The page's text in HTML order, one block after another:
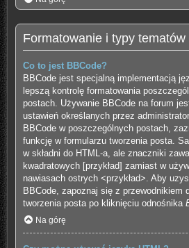
Formatowanie i typy tematów
Co to jest BBCode?
BBCode jest specjalną implementacją
lepszą kontrolę formatowania
postach. Używanie BBCode na forum
ustawień określanych przez
BBCode w poszczególnych postach,
funkcję w formularzu tworzenia posta.
w składni do HTML-a, ale znaczniki
kwadratowych [przykład] zamiast w
nawiasach ostrych <przykład>. Aby
BBCode, zapoznaj się z przewodnikiem
tworzenia posta po kliknięciu odnośnika
Na górę